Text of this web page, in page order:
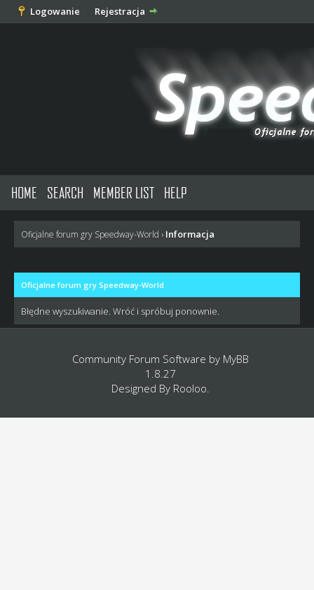
Logowanie Rejestracja
HOME SEARCH MEMBER LIST HELP
Oficjalne forum gry Speedway-World › Informacja
Oficjalne forum gry Speedway-World
Błędne wyszukiwanie. Wróć i spróbuj ponownie.
Community Forum Software by MyBB
1.8.27
Designed By Rooloo.